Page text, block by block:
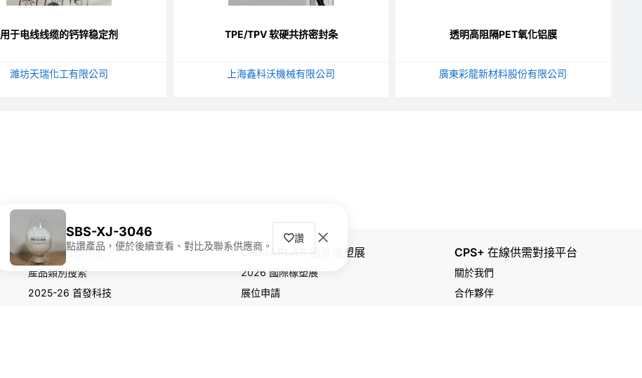
SBS-XJ-3046
點讚產品，便於後續查看、對比及聯系供應商。
讚
用于电线线缆的钙锌稳定剂
濰坊天瑞化工有限公司
TPE/TPV 软硬共挤密封条
上海鑫科沃機械有限公司
透明高阻隔PET氧化铝膜
廣東彩龍新材料股份有限公司
尋找產品及供應商
產品類別搜索
2025-26 首發科技
CHINAPLAS 國際橡塑展
2026 國際橡塑展
展位申請
CPS+ 在線供需對接平台
關於我們
合作夥伴